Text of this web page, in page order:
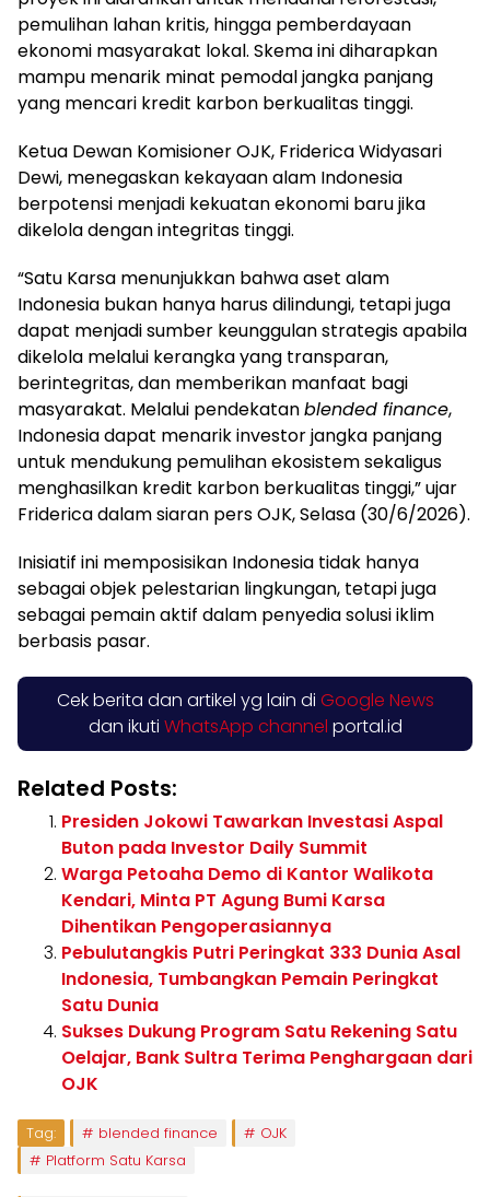
pemulihan lahan kritis, hingga pemberdayaan
ekonomi masyarakat lokal. Skema ini diharapkan
mampu menarik minat pemodal jangka panjang
yang mencari kredit karbon berkualitas tinggi.
Ketua Dewan Komisioner OJK, Friderica Widyasari
Dewi, menegaskan kekayaan alam Indonesia
berpotensi menjadi kekuatan ekonomi baru jika
dikelola dengan integritas tinggi.
“Satu Karsa menunjukkan bahwa aset alam
Indonesia bukan hanya harus dilindungi, tetapi juga
dapat menjadi sumber keunggulan strategis apabila
dikelola melalui kerangka yang transparan,
berintegritas, dan memberikan manfaat bagi
masyarakat. Melalui pendekatanblended finance,
Indonesia dapat menarik investor jangka panjang
untuk mendukung pemulihan ekosistem sekaligus
menghasilkan kredit karbon berkualitas tinggi,” ujar
Friderica dalam siaran pers OJK, Selasa (30/6/2026).
Inisiatif ini memposisikan Indonesia tidak hanya
sebagai objek pelestarian lingkungan, tetapi juga
sebagai pemain aktif dalam penyedia solusi iklim
berbasis pasar.
Cek berita dan artikel yg lain di Google News
dan ikuti WhatsApp channel portal.id
Related Posts:
Presiden Jokowi Tawarkan Investasi Aspal
Buton pada Investor Daily Summit
Warga Petoaha Demo di Kantor Walikota
Kendari, Minta PT Agung Bumi Karsa
Dihentikan Pengoperasiannya
Pebulutangkis Putri Peringkat 333 Dunia Asal
Indonesia, Tumbangkan Pemain Peringkat
Satu Dunia
Sukses Dukung Program Satu Rekening Satu
Oelajar, Bank Sultra Terima Penghargaan dari
OJK
Tag: blended finance
OJK
Platform Satu Karsa